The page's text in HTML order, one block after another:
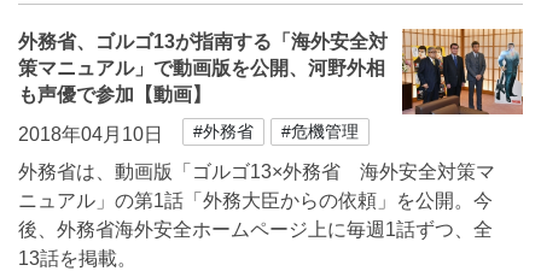
外務省、ゴルゴ13が指南する「海外安全対
策マニュアル」で動画版を公開、河野外相
も声優で参加【動画】
2018年04月10日
#外務省 #危機管理
外務省は、動画版「ゴルゴ13×外務省 海外安全対策マ
ニュアル」の第1話「外務大臣からの依頼」を公開。今
後、外務省海外安全ホームページ上に毎週1話ずつ、全
13話を掲載。